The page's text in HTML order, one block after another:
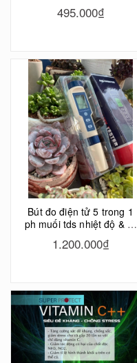
cảnh, cá Koi Super
495.000₫
Bút đo điện tử 5 trong 1
ph muối tds nhiệt độ & rò
1.200.000₫